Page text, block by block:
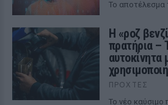
Το
Η «ροζ
πρατήρια –
αυτοκίνητα
ΠΡΟΧΤΈΣ
Το νέο καύσιμο